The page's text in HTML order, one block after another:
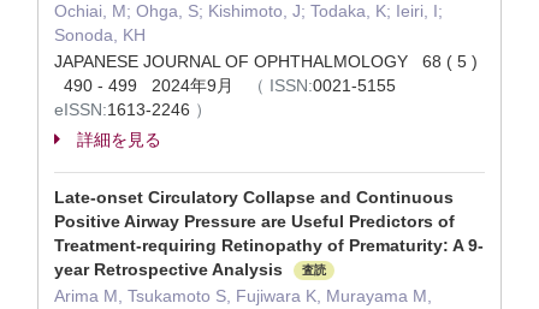
Ochiai, M; Ohga, S; Kishimoto, J; Todaka, K; Ieiri, I;
Sonoda, KH
JAPANESE JOURNAL OF OPHTHALMOLOGY 68 ( 5 )
490 - 499 2024年9月
（ ISSN:0021-5155
eISSN:1613-2246 ）
詳細を見る
Late-onset Circulatory Collapse and Continuous
Positive Airway Pressure are Useful Predictors of
Treatment-requiring Retinopathy of Prematurity: A 9-
year Retrospective Analysis
査読
Arima M, Tsukamoto S, Fujiwara K, Murayama M,